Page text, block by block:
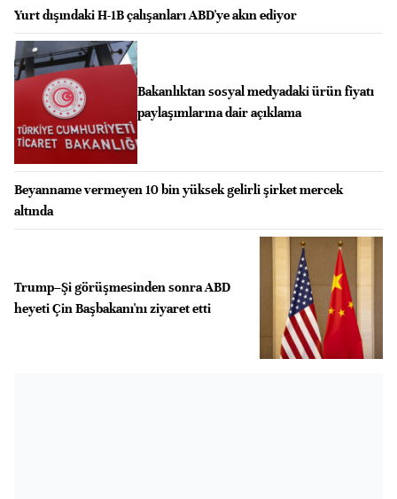
Yurt dışındaki H-1B çalışanları ABD'ye akın ediyor
Bakanlıktan sosyal medyadaki ürün fiyatı
paylaşımlarına dair açıklama
Beyanname vermeyen 10 bin yüksek gelirli şirket mercek
altında
Trump–Şi görüşmesinden sonra ABD
heyeti Çin Başbakanı'nı ziyaret etti